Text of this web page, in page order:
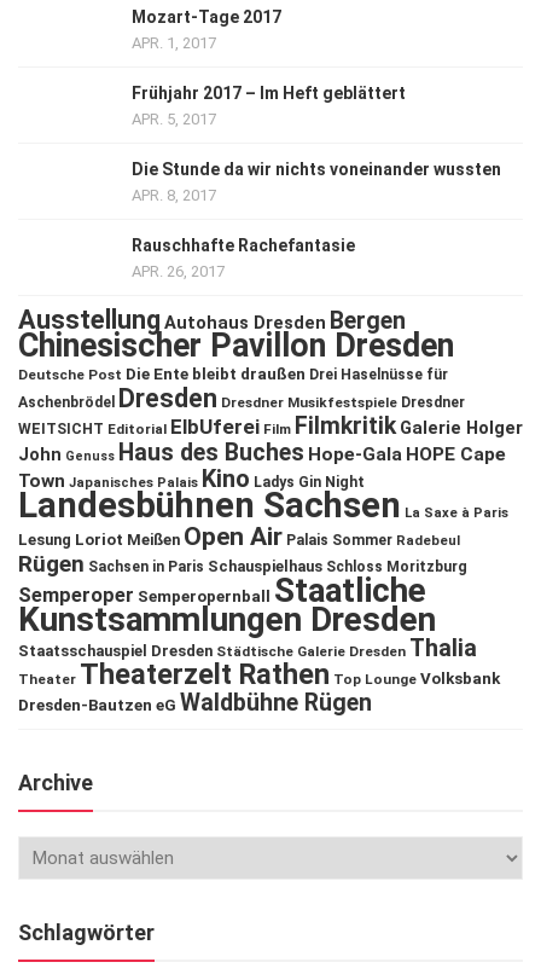
Mozart-Tage 2017
APR. 1, 2017
Frühjahr 2017 – Im Heft geblättert
APR. 5, 2017
Die Stunde da wir nichts voneinander wussten
APR. 8, 2017
Rauschhafte Rachefantasie
APR. 26, 2017
Ausstellung Autohaus Dresden Bergen
Chinesischer Pavillon Dresden
Deutsche Post Die Ente bleibt draußen Drei Haselnüsse für
Aschenbrödel
Dresden Dresdner Musikfestspiele Dresdner
WEITSICHT Editorial ElbUferei Film Filmkritik Galerie Holger
John Genuss Haus des Buches Hope-Gala HOPE Cape
Town Japanisches Palais Kino Ladys Gin Night
Landesbühnen Sachsen La Saxe à Paris
Lesung Loriot Meißen Open Air Palais Sommer Radebeul
Rügen Sachsen in Paris Schauspielhaus Schloss Moritzburg
Semperoper Semperopernball Staatliche
Kunstsammlungen Dresden
Staatsschauspiel Dresden Städtische Galerie Dresden Thalia
Theater Theaterzelt Rathen Top Lounge Volksbank
Dresden-Bautzen eG Waldbühne Rügen
Archive
Schlagwörter